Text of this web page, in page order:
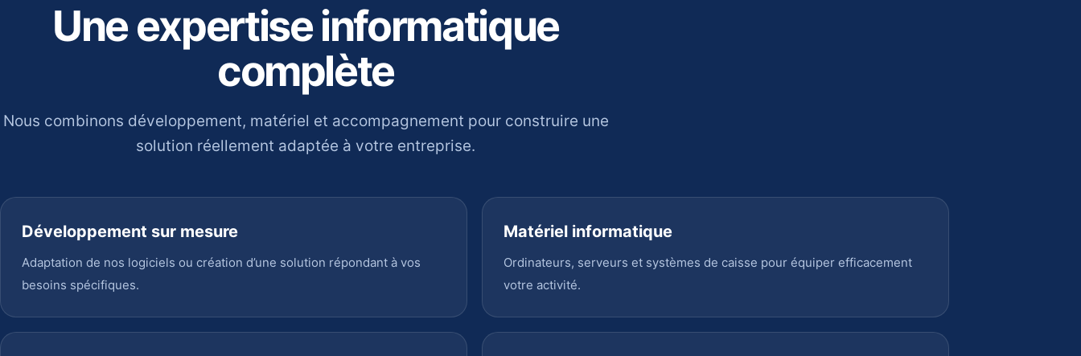
Une expertise informatique
complète
Nous combinons développement, matériel et accompagnement pour construire une
solution réellement adaptée à votre entreprise.
Développement sur mesure
Adaptation de nos logiciels ou création d’une solution répondant à vos
besoins spécifiques.
Matériel informatique
Ordinateurs, serveurs et systèmes de caisse pour équiper efficacement
votre activité.